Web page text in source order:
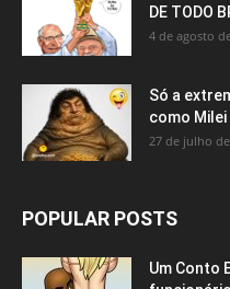
DE TODO
4 de agosto
Só a
como Milei
27 de julho
POPULAR POSTS
Um Conto